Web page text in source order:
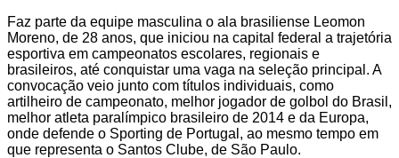
Faz parte da equipe masculina o ala brasiliense Leomon
Moreno, de 28 anos, que iniciou na capital federal a trajetória
esportiva em campeonatos escolares, regionais e
brasileiros, até conquistar uma vaga na seleção principal. A
convocação veio junto com títulos individuais, como
artilheiro de campeonato, melhor jogador de golbol do Brasil,
melhor atleta paralímpico brasileiro de 2014 e da Europa,
onde defende o Sporting de Portugal, ao mesmo tempo em
que representa o Santos Clube, de São Paulo.